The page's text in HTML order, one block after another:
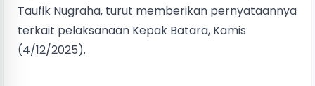
Taufik Nugraha, turut memberikan pernyataannya
terkait pelaksanaan Kepak Batara, Kamis
(4/12/2025).